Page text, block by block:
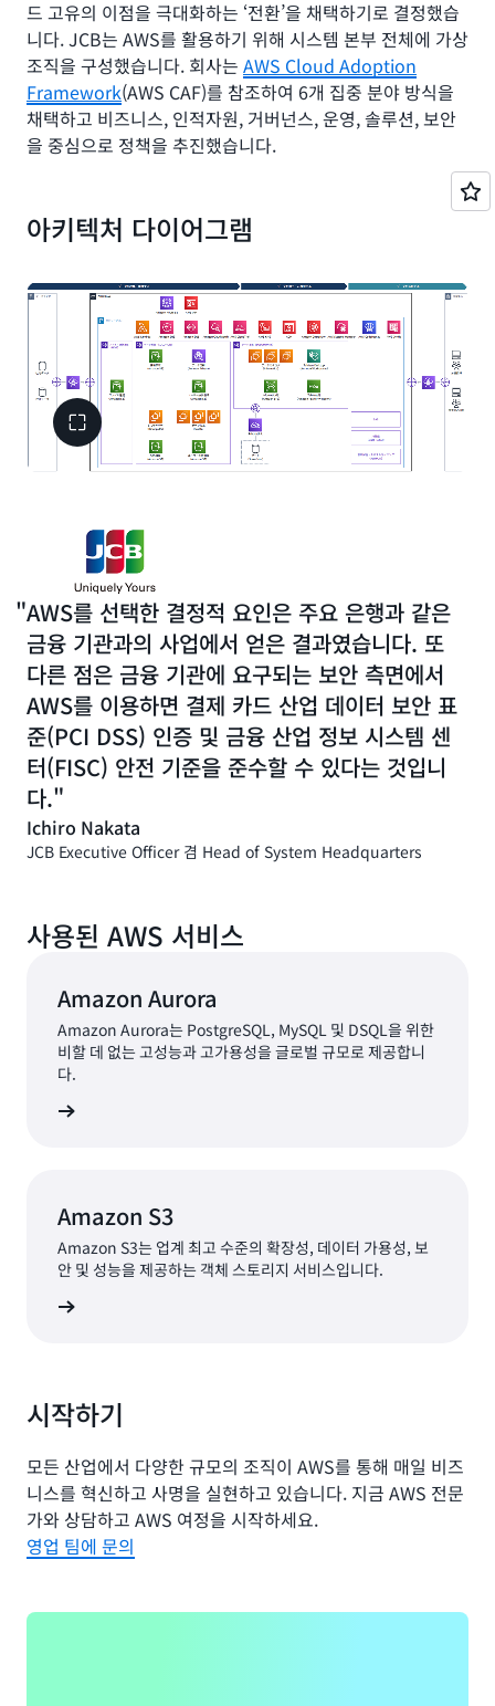
드 고유의 이점을 극대화하는 ‘전환’을 채택하기로 결정했습
니다. JCB는 AWS를 활용하기 위해 시스템 본부 전체에 가상
조직을 구성했습니다. 회사는 AWS Cloud Adoption
Framework(AWS CAF)를 참조하여 6개 집중 분야 방식을
채택하고 비즈니스, 인적자원, 거버넌스, 운영, 솔루션, 보안
을 중심으로 정책을 추진했습니다.
발 프로세스에 대한 다양한 지원 방안을 실행했습니다. 시험
단계에서는 마이그레이션 난이도와 마이그레이션의 이점을
통해 JCB는 난이도와 이점 간의 균형을 고려하여 어떤 시스
템을 어떤 형태로 마이그레이션하는 것이 바람직할지 결정할
수 있었고, 시스템 관리 부서는 마이그레이션 방향을 사전에
평가할 수 있었습니다.
회사는 2018 회계연도에 2개 시스템을 점진적으로 마이그레
이션했고, 2019 회계연도에는 11개 시스템으로 확대했습니
다. 2023년 3월 현재 JCB는 AWS에서 54개의 시스템을 운
에서 관리하는 160개 시스템 중 절반을 마이그레이션할 계획
JCB는 시스템 마이그레이션과 병행하여 공통 인프라 구축과
데이터 레이크 구축을 진행했습니다.
공통 인프라 중 하나는 외부 금융 기관과 정산 회사와 내부 비
즈니스 시스템 사이를 연계하는 API 인프라입니다. JCB 시
스템 본부의 디지털 솔루션 개발부 소속인 Kyoko
Kashimata는 “지금까지 개별 시스템을 통합했지만 그렇게
하면 시간과 비용이 많이 듭니다.”라며, “따라서 데이터를 효
율적으로 교환하기 위해 AWS에 API 솔루션을 구축하기로
결정했습니다.”라고 했습니다.
API 인프라는 관리형 서비스를 사용하는 확장 가능한 아키텍
Amazon DynamoDB같은 데이터베이스 서비스가 있습니
다. 또한 API 인프라는AWS WAF
Yusuke는 “AWS를 사용하면서 이제 영업 후 미들웨어를 간
단히 업그레이드하고 메모리를 늘리고 트래픽 증가에 따라
확장하는 것이 가능해졌습니다.”라고 말합니다.
인프라 조달 및 구축에는 보통 6개월이 걸리지만 JCB의 경
우 API 인프라 구축이 3개월로 단축되었습니다. 2019년 7월
상으로 증가했습니다.
데이터 인프라는 내외부 데이터를 중앙에서 관리하고 모든
직원에게 분석 환경을 제공하기 위한 것입니다. JCB 시스템
본부의 비즈니스 시스템 개발부 소속인 Taiki Takekuni는
는 모든 종류의 데이터를 대상으로 하며, 5~10년의 긴 기간
동안 데이터를 분석할 수 있는 경제적이고 확장 가능한
Amazon Simple Storage Service (Amazon S3)를 기반으
로 구축되었습니다.” 회사는 Amazon S3를 사용하여 데이
터 분석을 위한 도구 간 협업 체계를 원활하게 구현했습니다.
JCB는 AWS를 사용함으로써 신속한 분석을 용이하게 하는
석할 데이터를 처리하고AWS Glue로 축적한 데이터에 대한
아키텍처 다이어그램
AWS를 선택한 결정적 요인은 주요 은행과 같은
금융 기관과의 사업에서 얻은 결과였습니다. 또
다른 점은 금융 기관에 요구되는 보안 측면에서
AWS를 이용하면 결제 카드 산업 데이터 보안 표
준(PCI DSS) 인증 및 금융 산업 정보 시스템 센
터(FISC) 안전 기준을 준수할 수 있다는 것입니
다.
Ichiro Nakata
JCB Executive Officer 겸 Head of System Headquarters
사용된 AWS 서비스
Amazon Aurora
Amazon Aurora는 PostgreSQL, MySQL 및 DSQL을 위한
비할 데 없는 고성능과 고가용성을 글로벌 규모로 제공합니
다.
Amazon S3
Amazon S3는 업계 최고 수준의 확장성, 데이터 가용성, 보
안 및 성능을 제공하는 객체 스토리지 서비스입니다.
시작하기
모든 산업에서 다양한 규모의 조직이 AWS를 통해 매일 비즈
니스를 혁신하고 사명을 실현하고 있습니다. 지금 AWS 전문
가와 상담하고 AWS 여정을 시작하세요.
영업 팀에 문의